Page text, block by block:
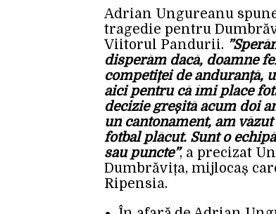
Adrian Ungureanu
tragedie pentru
Viitorul Pandurii.
disperăm dacă, doamne
competiței de anduranță,
aici pentru că îmi place
decizie greșită acum doi
un cantonament, am
fotbal plăcut. Sunt o
sau puncte”, a precizat
Dumbrăvița, mijlocaș
Ripensia.